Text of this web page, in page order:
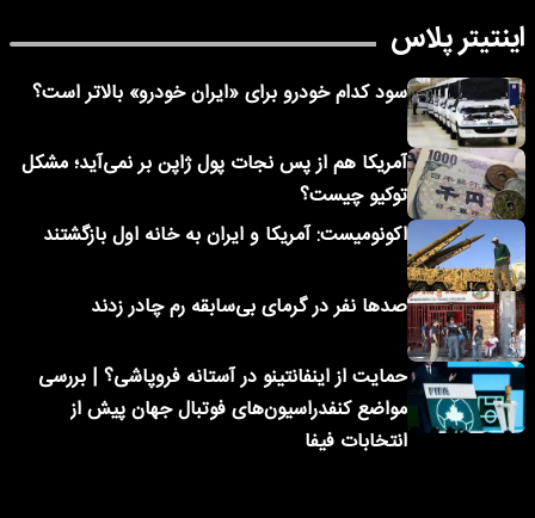
اینتیتر پلاس
سود کدام خودرو برای «ایران خودرو» بالاتر است؟
آمریکا هم از پس نجات پول ژاپن بر نمی‌آید؛ مشکل
توکیو چیست؟
اکونومیست: آمریکا و ایران به خانه اول بازگشتند
صدها نفر در گرمای بی‌سابقه رم چادر زدند
حمایت از اینفانتینو در آستانه فروپاشی؟ | بررسی
مواضع کنفدراسیون‌های فوتبال جهان پیش از
انتخابات فیفا